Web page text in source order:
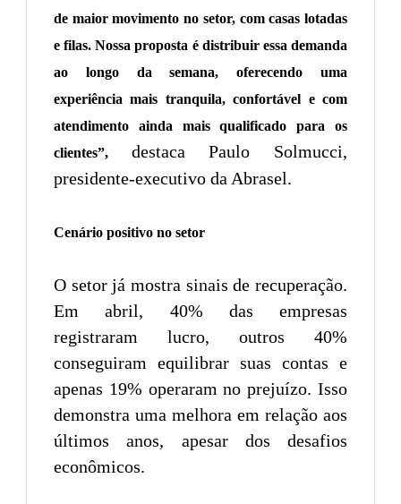
de maior movimento no setor, com casas lotadas
e filas. Nossa proposta é distribuir essa demanda
ao longo da semana, oferecendo uma
experiência mais tranquila, confortável e com
atendimento ainda mais qualificado para os
clientes”,
destaca Paulo Solmucci,
presidente-executivo da Abrasel.
Cenário positivo no setor
O setor já mostra sinais de recuperação.
Em abril, 40% das empresas
registraram lucro, outros 40%
conseguiram equilibrar suas contas e
apenas 19% operaram no prejuízo. Isso
demonstra uma melhora em relação aos
últimos anos, apesar dos desafios
econômicos.